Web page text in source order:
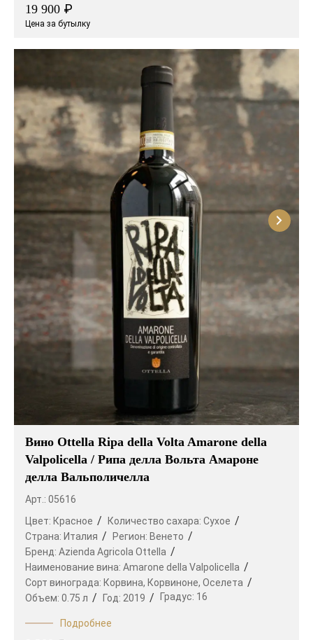
19 900 ₽
Цена за бутылку
Вино Ottella Ripa della Volta Amarone della
Valpolicella / Рипа делла Вольта Амароне
делла Вальполичелла
Арт.: 05616
Цвет: Красное Количество сахара: Сухое
Страна: Италия Регион: Венето
Бренд: Azienda Agricola Ottella
Наименование вина: Amarone della Valpolicella
Сорт винограда: Корвина, Корвиноне, Оселета
Объем: 0.75 л Год: 2019 Градус: 16
Подробнее